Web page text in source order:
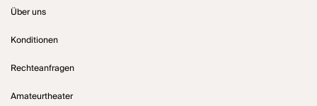
Über uns
Konditionen
Rechteanfragen
Amateurtheater